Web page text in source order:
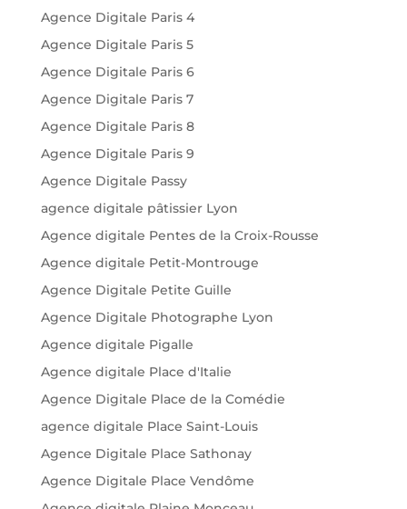
Agence Digitale Paris 4
Agence Digitale Paris 5
Agence Digitale Paris 6
Agence Digitale Paris 7
Agence Digitale Paris 8
Agence Digitale Paris 9
Agence Digitale Passy
agence digitale pâtissier Lyon
Agence digitale Pentes de la Croix-Rousse
Agence digitale Petit-Montrouge
Agence Digitale Petite Guille
Agence Digitale Photographe Lyon
Agence digitale Pigalle
Agence digitale Place d'Italie
Agence Digitale Place de la Comédie
agence digitale Place Saint-Louis
Agence Digitale Place Sathonay
Agence Digitale Place Vendôme